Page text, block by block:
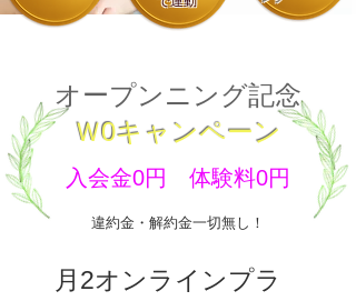
オープンニング記念
Ｗ0キャンペーン
入会金0円 体験料0円
違約金・解約金一切無し！
​月2オンラインプラ